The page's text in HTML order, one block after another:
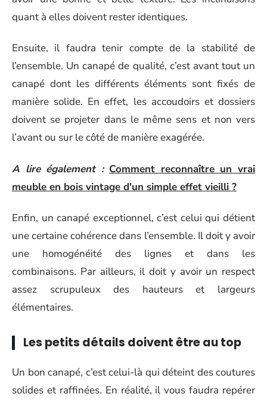
quant à elles doivent rester identiques.
Ensuite, il faudra tenir compte de la stabilité de
l’ensemble. Un canapé de qualité, c’est avant tout un
canapé dont les différents éléments sont fixés de
manière solide. En effet, les accoudoirs et dossiers
doivent se projeter dans le même sens et non vers
l’avant ou sur le côté de manière exagérée.
A lire également : Comment reconnaître un vrai
meuble en bois vintage d'un simple effet vieilli ?
Enfin, un canapé exceptionnel, c’est celui qui détient
une certaine cohérence dans l’ensemble. Il doit y avoir
une homogénéité des lignes et dans les
combinaisons. Par ailleurs, il doit y avoir un respect
assez scrupuleux des hauteurs et largeurs
élémentaires.
Les petits détails doivent être au top
Un bon canapé, c’est celui-là qui déteint des coutures
solides et raffinées. En réalité, il vous faudra repérer